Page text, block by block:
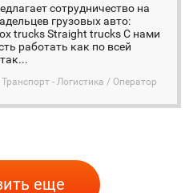
сотрудничество на
грузовых авто:
trucks Straight trucks С нами
работать как по всей
Транспорт - Логистика / Оператор
еще